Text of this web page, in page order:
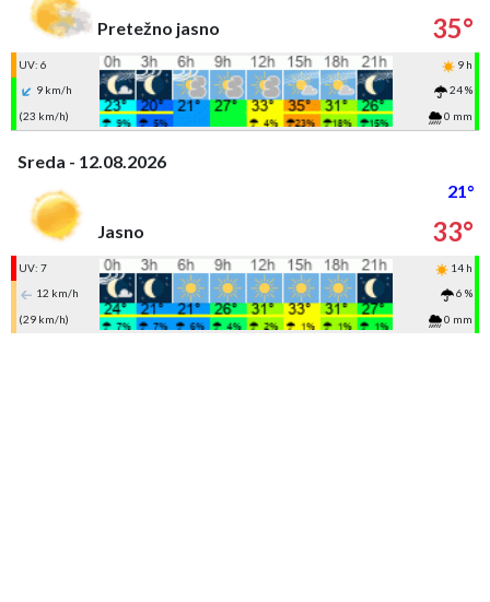
Pretežno jasno 35°
UV: 6
9 h
9 km/h
24 %
(23 km/h)
0 mm
Sreda - 12.08.2026
21°
Jasno
33°
UV: 7
14 h
12 km/h
6 %
(29 km/h)
0 mm